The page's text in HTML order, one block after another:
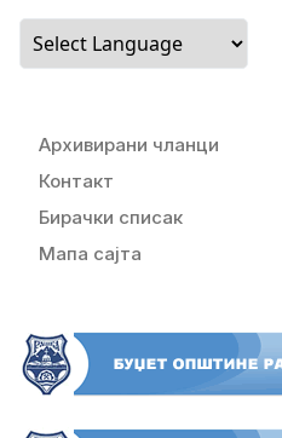
Архивирани чланци
Контакт
Бирачки списак
Мапа сајта